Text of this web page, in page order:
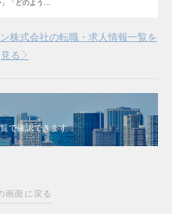
「どのよう…
株式会社の転職・求人情報一覧を
見る
で確認できます
画面に戻る